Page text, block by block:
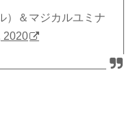
）＆マジカルユミナ
2020